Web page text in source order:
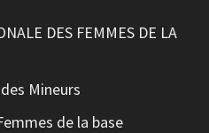
DES FEMMES DE LA
Mineurs
de la base